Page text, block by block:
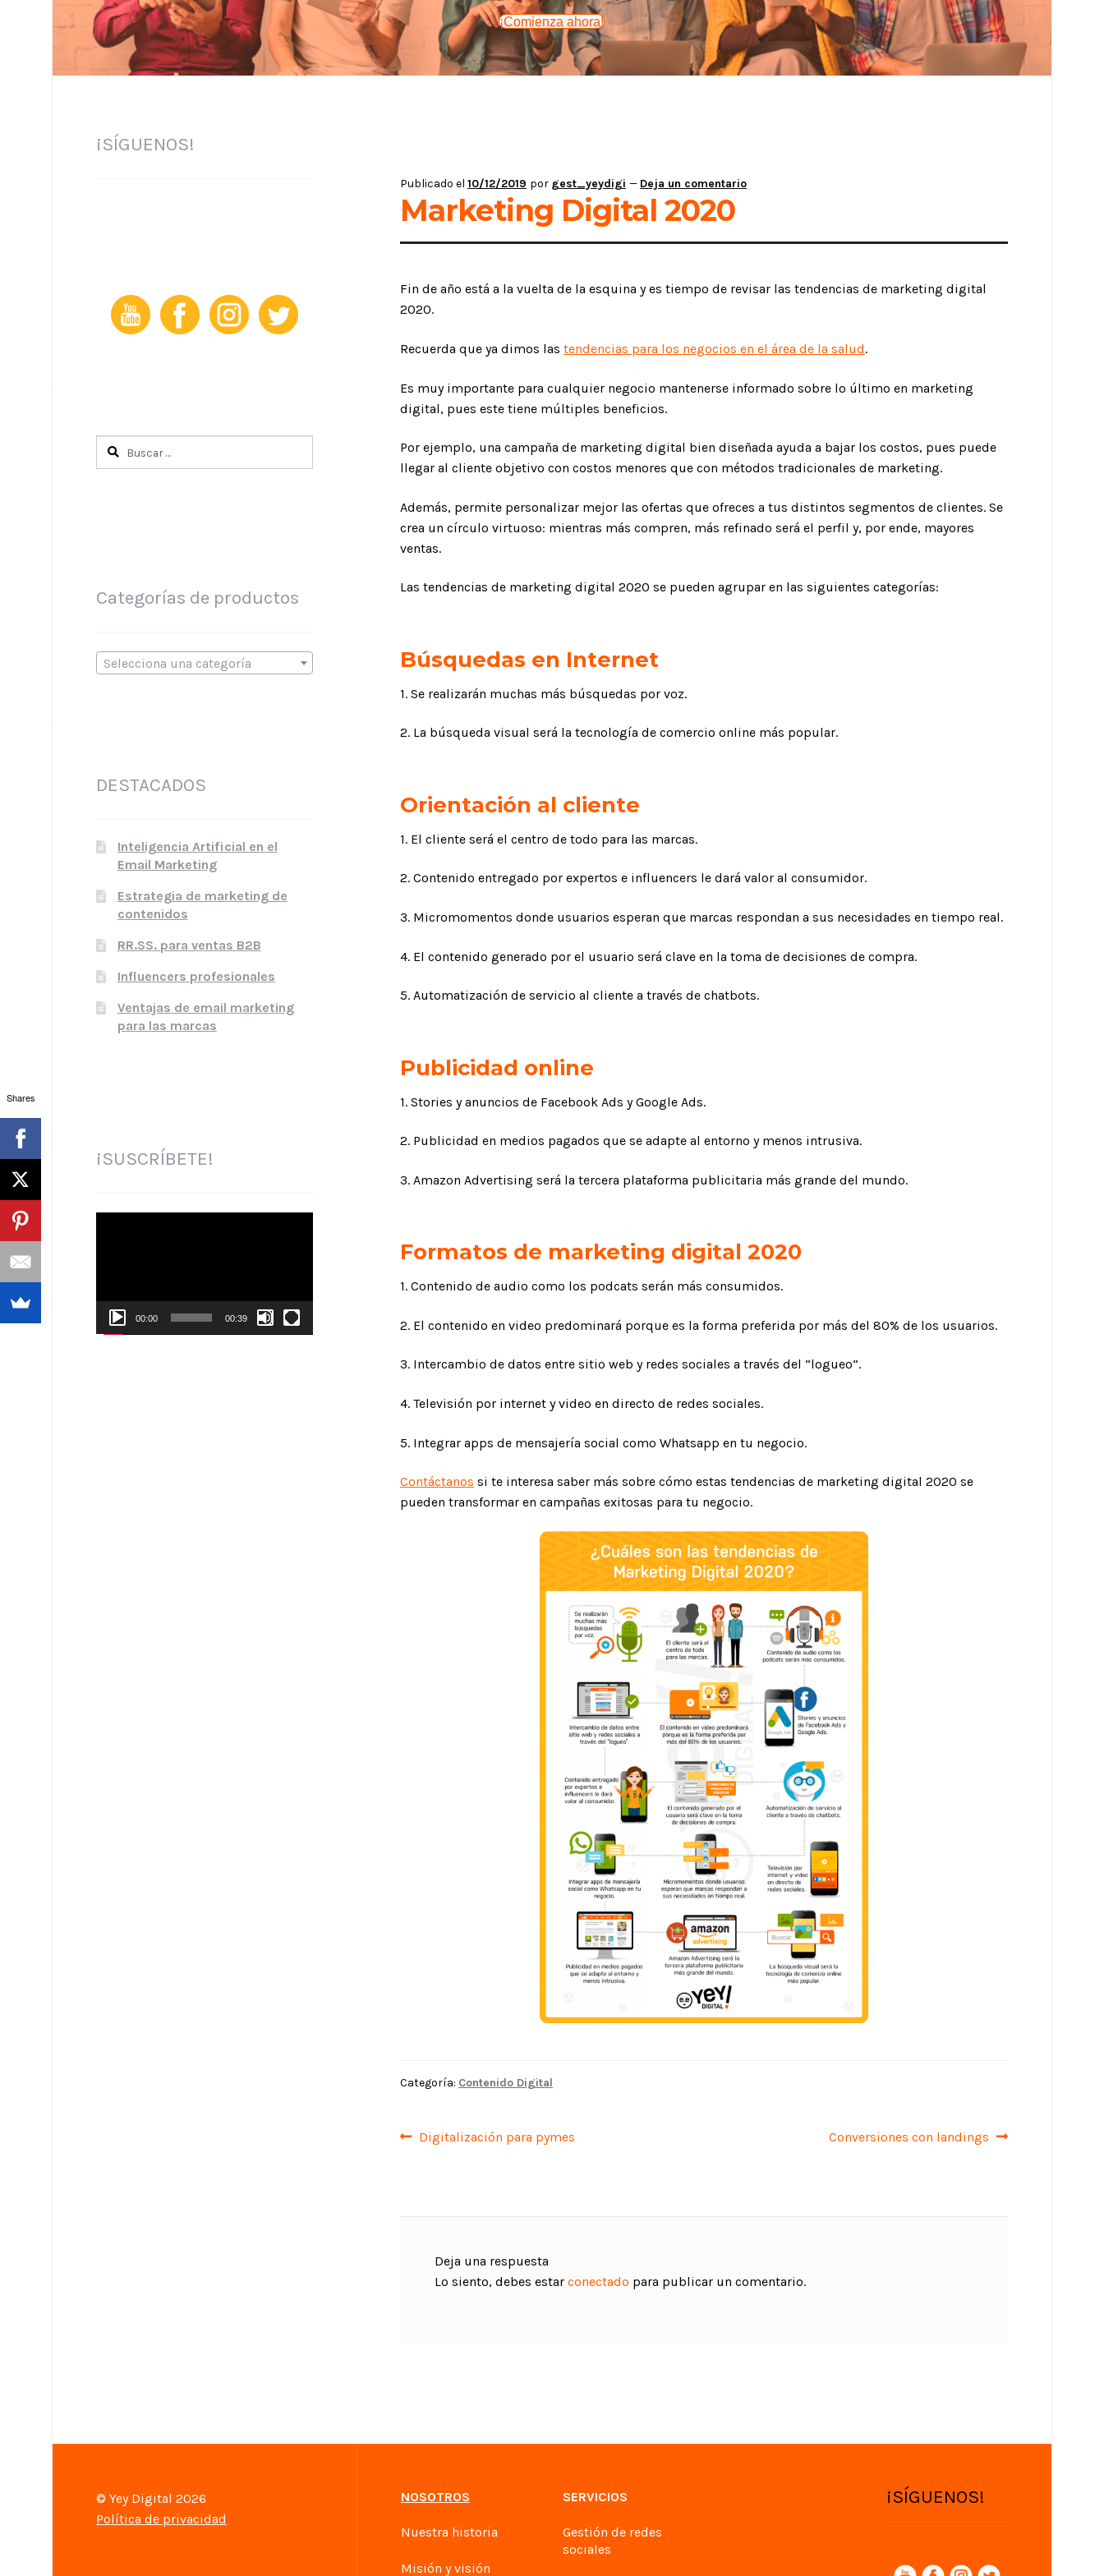
¡Comienza ahora!
Publicado el 10/12/2019 por gest_yeydigi — Deja un comentario
Marketing Digital 2020
Fin de año está a la vuelta de la esquina y es tiempo de revisar las tendencias de marketing digital
2020.
Recuerda que ya dimos las tendencias para los negocios en el área de la salud.
Es muy importante para cualquier negocio mantenerse informado sobre lo último en marketing
digital, pues este tiene múltiples beneficios.
Por ejemplo, una campaña de marketing digital bien diseñada ayuda a bajar los costos, pues puede
llegar al cliente objetivo con costos menores que con métodos tradicionales de marketing.
Además, permite personalizar mejor las ofertas que ofreces a tus distintos segmentos de clientes. Se
crea un círculo virtuoso: mientras más compren, más refinado será el perfil y, por ende, mayores
ventas.
Las tendencias de marketing digital 2020 se pueden agrupar en las siguientes categorías:
Búsquedas en Internet
1. Se realizarán muchas más búsquedas por voz.
2. La búsqueda visual será la tecnología de comercio online más popular.
Orientación al cliente
1. El cliente será el centro de todo para las marcas.
2. Contenido entregado por expertos e influencers le dará valor al consumidor.
3. Micromomentos donde usuarios esperan que marcas respondan a sus necesidades en tiempo real.
4. El contenido generado por el usuario será clave en la toma de decisiones de compra.
5. Automatización de servicio al cliente a través de chatbots.
Publicidad online
1. Stories y anuncios de Facebook Ads y Google Ads.
2. Publicidad en medios pagados que se adapte al entorno y menos intrusiva.
3. Amazon Advertising será la tercera plataforma publicitaria más grande del mundo.
Formatos de marketing digital 2020
1. Contenido de audio como los podcats serán más consumidos.
2. El contenido en video predominará porque es la forma preferida por más del 80% de los usuarios.
3. Intercambio de datos entre sitio web y redes sociales a través del “logueo”.
4. Televisión por internet y video en directo de redes sociales.
5. Integrar apps de mensajería social como Whatsapp en tu negocio.
Contáctanos si te interesa saber más sobre cómo estas tendencias de marketing digital 2020 se
pueden transformar en campañas exitosas para tu negocio.
Categoría: Contenido Digital
Navegación
Anterior:
Digitalización para pymes Siguiente:
Conversiones con landings
Deja una respuesta
Lo siento, debes estar conectado para publicar un comentario.
¡SÍGUENOS!
Buscar:
Categorías de productos
Selecciona una categoría
DESTACADOS
Inteligencia Artificial en el
Email Marketing
Estrategia de marketing de
contenidos
RR.SS. para ventas B2B
Influencers profesionales
Ventajas de email marketing
para las marcas
¡SUSCRÍBETE!
00:00 00:39
NOSOTROS
Nuestra historia
Misión y visión
SERVICIOS
Gestión de redes
sociales
¡SÍGUENOS!
© Yey Digital 2026
Política de privacidad
Shares